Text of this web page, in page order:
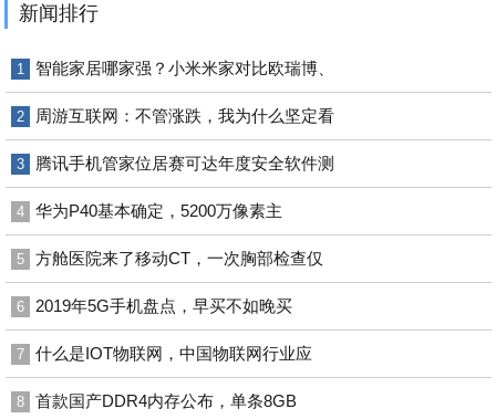
新闻排行
1 智能家居哪家强？小米米家对比欧瑞博、
2 周游互联网：不管涨跌，我为什么坚定看
3 腾讯手机管家位居赛可达年度安全软件测
4 华为P40基本确定，5200万像素主
5 方舱医院来了移动CT，一次胸部检查仅
6 2019年5G手机盘点，早买不如晚买
7 什么是IOT物联网，中国物联网行业应
8 首款国产DDR4内存公布，单条8GB